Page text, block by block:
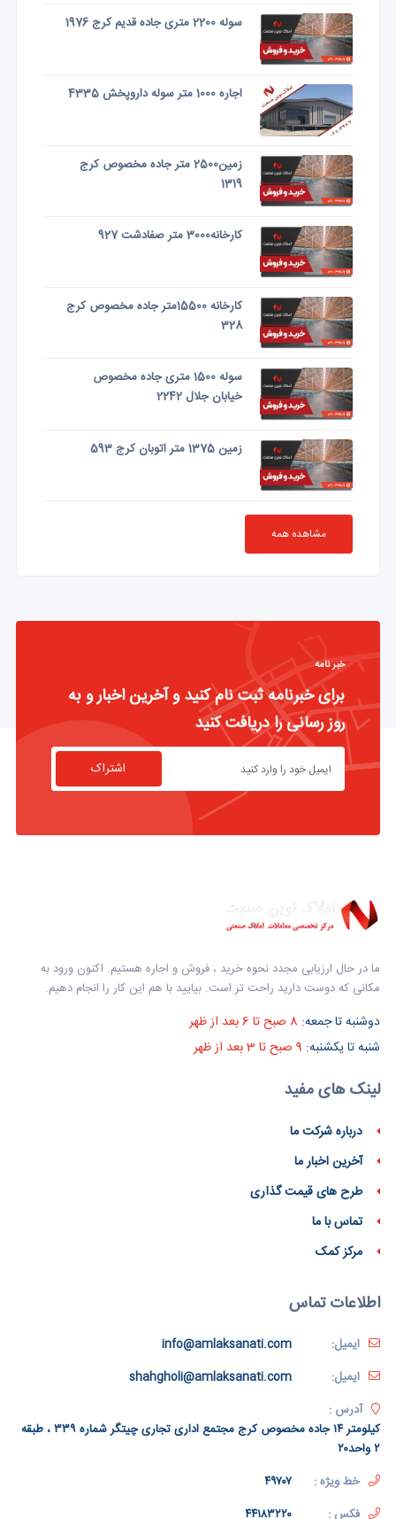
سوله 2200 متری جاده قدیم کرج 1976
اجاره 1000 متر سوله داروپخش 4335
زمین2500 متر جاده مخصوص کرج
1319
کارخانه3000 متر صفادشت 927
کارخانه 15500متر جاده مخصوص کرج
328
سوله 1500 متری جاده مخصوص
خیابان جلال 2242
زمین 1375 متر اتوبان کرج 593
مشاهده همه
خبر نامه
برای خبرنامه ثبت نام کنید و آخرین اخبار و به
روز رسانی را دریافت کنید
اشتراک
ما در حال ارزیابی مجدد نحوه خرید ، فروش و اجاره هستیم. اکنون ورود به
مکانی که دوست دارید راحت تر است. بیایید با هم این کار را انجام دهیم.
دوشنبه تا جمعه:
شنبه تا یکشنبه:
لینک های مفید
درباره شرکت ما
آخرین اخبار ما
طرح های قیمت گذاری
تماس با ما
مرکز کمک
اطلاعات تماس
ایمیل:
info@amlaksanati.com
ایمیل:
shahgholi@amlaksanati.com
آدرس :
کیلومتر ۱۴ جاده مخصوص کرج مجتمع اداری تجاری چیتگر شماره ۳۳۹ ، طبقه
۲ واحد۲۰
خط ویژه :
۴۹۷۰۷
فکس :
۴۴۱۸۳۲۲۰